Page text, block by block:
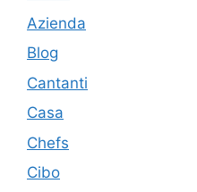
Azienda
Blog
Cantanti
Casa
Chefs
Cibo